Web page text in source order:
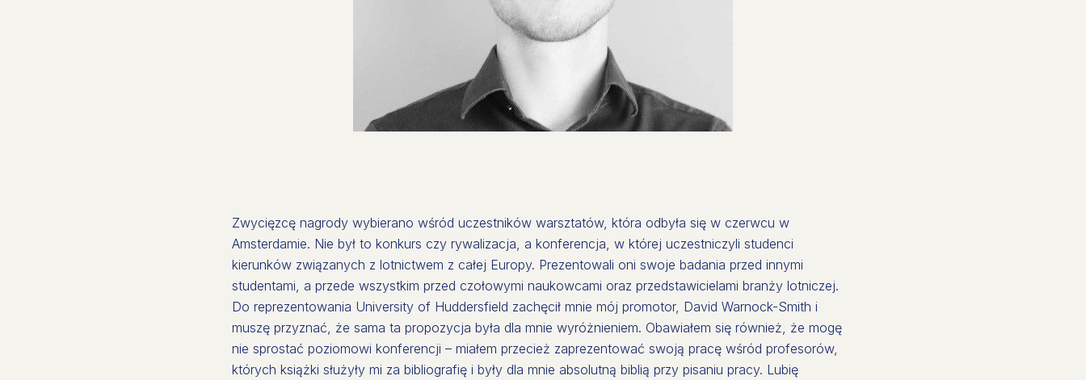
Zwycięzcę nagrody wybierano wśród uczestników warsztatów, która odbyła się w czerwcu w
Amsterdamie. Nie był to konkurs czy rywalizacja, a konferencja, w której uczestniczyli studenci
kierunków związanych z lotnictwem z całej Europy. Prezentowali oni swoje badania przed innymi
studentami, a przede wszystkim przed czołowymi naukowcami oraz przedstawicielami branży lotniczej.
Do reprezentowania University of Huddersfield zachęcił mnie mój promotor, David Warnock-Smith i
muszę przyznać, że sama ta propozycja była dla mnie wyróżnieniem. Obawiałem się również, że mogę
nie sprostać poziomowi konferencji – miałem przecież zaprezentować swoją pracę wśród profesorów,
których książki służyły mi za bibliografię i były dla mnie absolutną biblią przy pisaniu pracy. Lubię